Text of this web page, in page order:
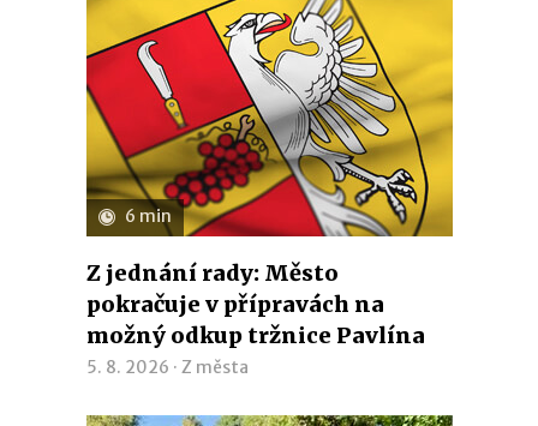
6 min
Z jednání rady: Město
pokračuje v přípravách na
možný odkup tržnice Pavlína
5. 8. 2026 · Z města